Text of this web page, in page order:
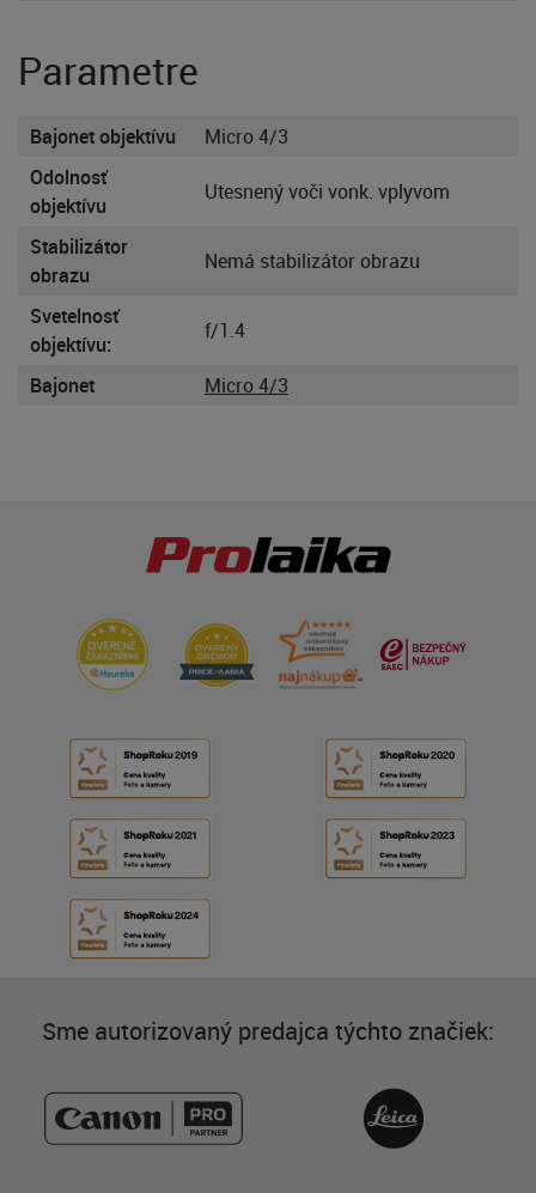
Parametre
Bajonet objektívu
Micro 4/3
Odolnosť
objektívu
Utesnený voči vonk. vplyvom
Stabilizátor
obrazu
Nemá stabilizátor obrazu
Svetelnosť
objektívu:
f/1.4
Bajonet Micro 4/3
Sme autorizovaný predajca týchto značiek: